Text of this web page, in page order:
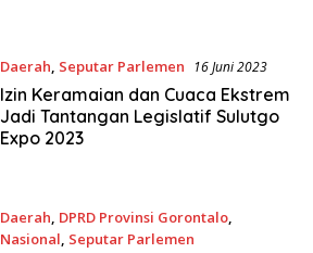
Daerah, Seputar Parlemen 16 Juni 2023
Izin Keramaian dan Cuaca Ekstrem
Jadi Tantangan Legislatif Sulutgo
Expo 2023
Daerah, DPRD Provinsi Gorontalo,
Nasional, Seputar Parlemen